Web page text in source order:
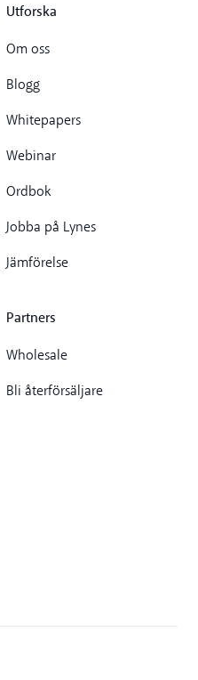
Utforska
Om oss
Blogg
Whitepapers
Webinar
Ordbok
Jobba på Lynes
Jämförelse
Partners
Wholesale
Bli återförsäljare